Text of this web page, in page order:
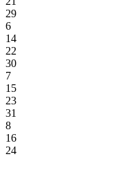
29
6
14
22
30
7
15
23
31
8
16
24